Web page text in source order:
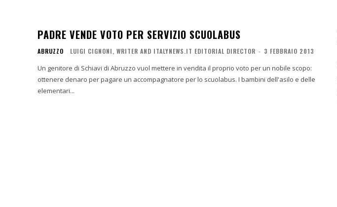
PADRE VENDE VOTO PER SERVIZIO SCUOLABUS
ABRUZZO LUIGI CIGNONI, WRITER AND ITALYNEWS.IT EDITORIAL DIRECTOR - 3 FEBBRAIO 2013
Un genitore di Schiavi di Abruzzo vuol mettere in vendita il proprio voto per un nobile scopo:
ottenere denaro per pagare un accompagnatore per lo scuolabus. I bambini dell'asilo e delle
elementari...